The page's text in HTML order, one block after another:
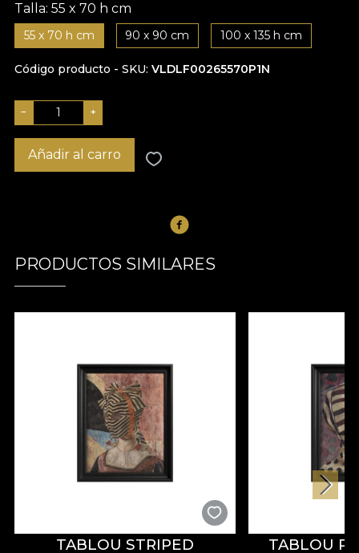
Talla: 55 x 70 h cm
55 x 70 h cm 90 x 90 cm 100 x 135 h cm
Código producto - SKU VLDLF00265570P1N
− +
Añadir al carro
PRODUCTOS SIMILARES
TABLOU STRIPED
TABLOU